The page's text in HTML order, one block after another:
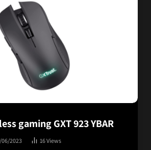
gaming GXT 923 YBAR
06/2023 16Views